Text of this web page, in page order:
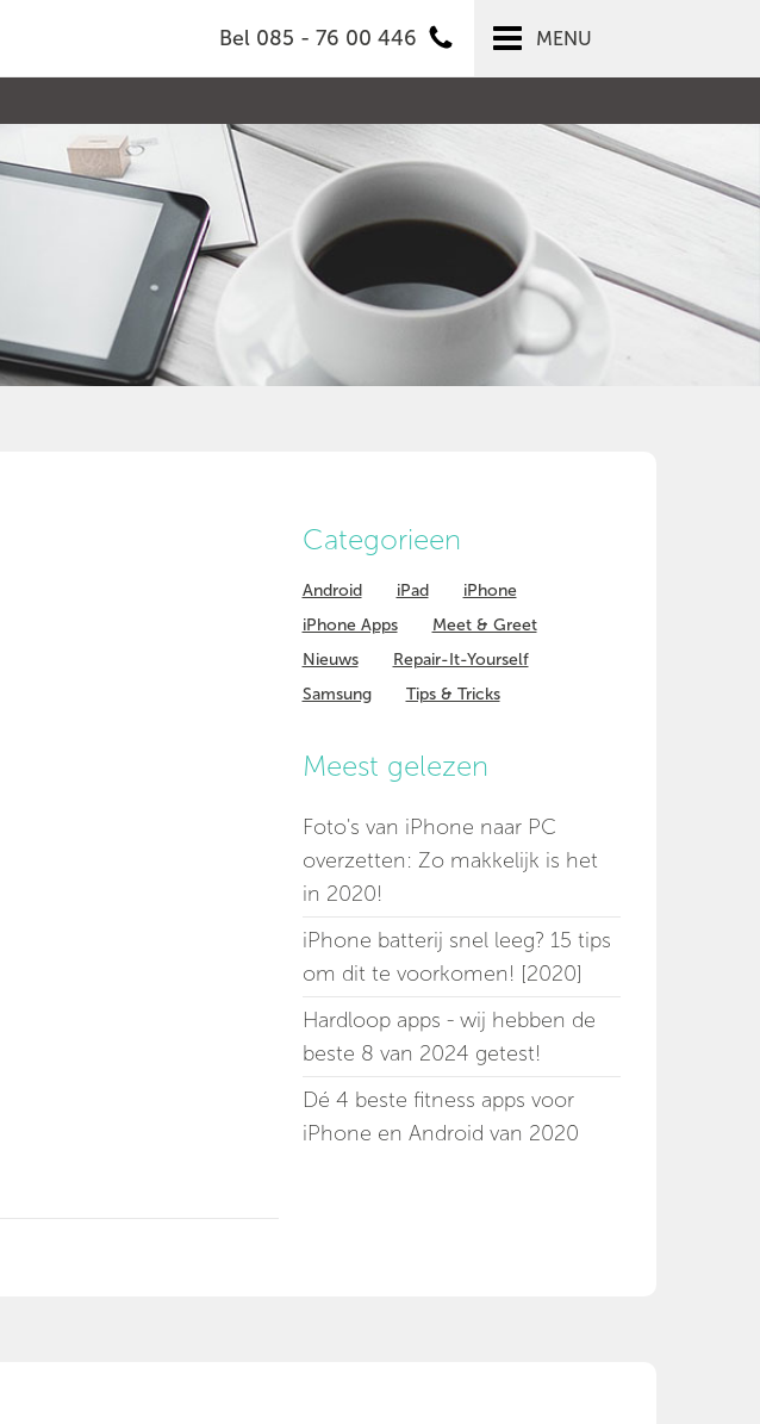
Bel 085 - 76 00 446 MENU
Categorieen
Android iPad
iPhone
iPhone Apps
Meet & Greet
Nieuws
Repair-It-Yourself
Samsung
Tips & Tricks
Meest gelezen
Foto's van iPhone naar PC
overzetten: Zo makkelijk is het
in 2020!
iPhone batterij snel leeg? 15 tips
om dit te voorkomen! [2020]
Hardloop apps - wij hebben de
beste 8 van 2024 getest!
Dé 4 beste fitness apps voor
iPhone en Android van 2020